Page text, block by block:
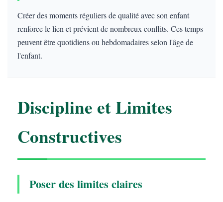
Créer des moments réguliers de qualité avec son enfant
renforce le lien et prévient de nombreux conflits. Ces temps
peuvent être quotidiens ou hebdomadaires selon l'âge de
l'enfant.
Discipline et Limites
Constructives
Poser des limites claires